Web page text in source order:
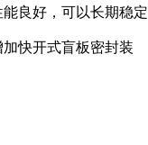
良好，可以长期稳定
快开式盲板密封装